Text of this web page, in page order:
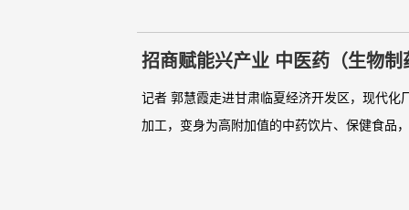
招商赋能兴产业 中医药（生物
记者 郭慧霞走进甘肃临夏经济开发区，现代
加工，变身为高附加值的中药饮片、保健食品